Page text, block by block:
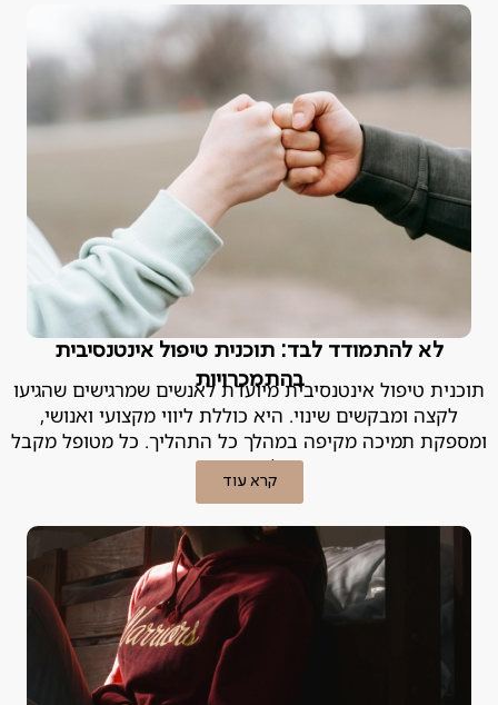
לא להתמודד לבד: תוכנית טיפול אינטנסיבית
בהתמכרויות
תוכנית טיפול אינטנסיבית מיועדת לאנשים שמרגישים שהגיעו
לקצה ומבקשים שינוי. היא כוללת ליווי מקצועי ואנושי,
ומספקת תמיכה מקיפה במהלך כל התהליך. כל מטופל מקבל
מעטפת טיפולית מותאמת אישית.
קרא עוד